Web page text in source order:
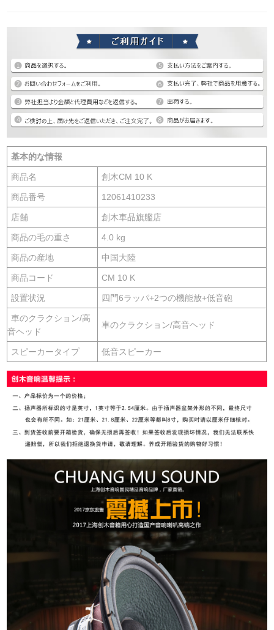
基本的な情報
商品名 創木CM 10 K
商品番号 12061410233
店舗 創木車品旗艦店
商品の毛の重さ 4.0 kg
商品の産地 中国大陸
商品コード CM 10 K
設置状況 四門6ラッパ+2つの機能放+低音砲
車のクラクション/高
音ヘッド
車のクラクション/高音ヘッド
スピーカータイプ 低音スピーカー